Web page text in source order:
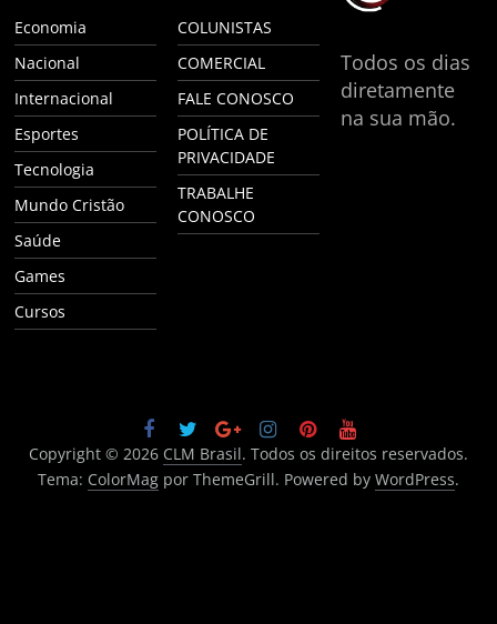
Economia
Nacional
Internacional
Esportes
Tecnologia
Mundo Cristão
Saúde
Games
Cursos
COLUNISTAS
COMERCIAL
FALE CONOSCO
POLÍTICA DE
PRIVACIDADE
TRABALHE
CONOSCO
Todos os dias
diretamente
na sua mão.
Copyright © 2026 CLM Brasil. Todos os direitos reservados.
Tema: ColorMagpor ThemeGrill. Powered by WordPress.